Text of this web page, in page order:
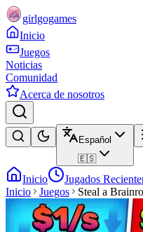
girlgogames
Inicio
Juegos
Noticias
Comunidad
Acerca de nosotros
Español
🇪🇸
Inicio Jugados
Inicio
Juegos Steal a